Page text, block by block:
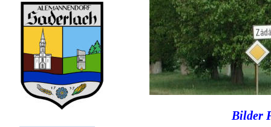
Bilder